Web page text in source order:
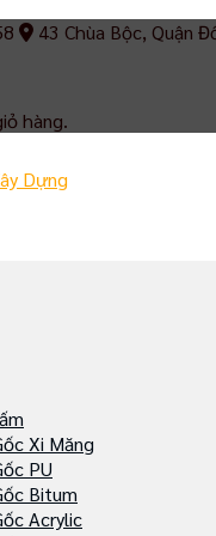
43 Chùa Bộc, Quận
hàng.
Xi Măng
PU
Bitum
Acrylic